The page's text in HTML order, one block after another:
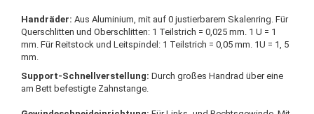
Handräder: Aus Aluminium, mit auf 0 justierbarem Skalenring. Für
Querschlitten und Oberschlitten: 1 Teilstrich = 0,025 mm. 1 U = 1
mm. Für Reitstock und Leitspindel: 1 Teilstrich = 0,05 mm. 1U = 1, 5
mm.
Support-Schnellverstellung: Durch großes Handrad über eine
am Bett befestigte Zahnstange.